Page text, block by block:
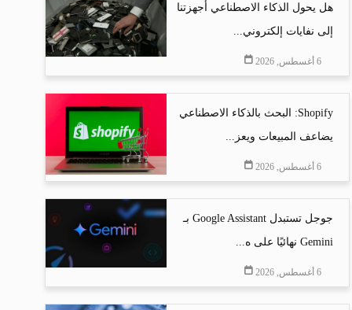
هل يحول الذكاء الاصطناعي أجهزتنا
إلى نفايات إلكتروني...
6 أغسطس, 2026
Shopify: البحث بالذكاء الاصطناعي
يضاعف المبيعات ويعز...
6 أغسطس, 2026
جوجل تستبدل Google Assistant بـ
Gemini نهائيًا على ه...
6 أغسطس, 2026